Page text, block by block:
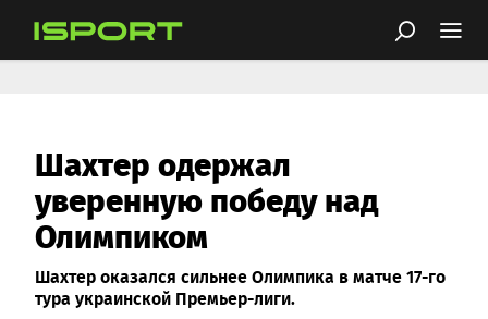
Шахтер одержал
уверенную победу над
Олимпиком
Шахтер оказался сильнее Олимпика в матче 17-го
тура украинской Премьер-лиги.